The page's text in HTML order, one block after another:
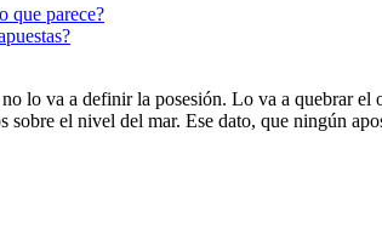
que parece?
lo va a definir la posesión. Lo va a quebrar
sobre el nivel del mar. Ese dato, que ningún